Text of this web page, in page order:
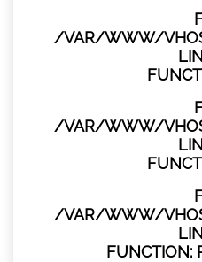
/VAR/WWW/
/VAR/WWW/
/VAR/WWW/
FUNCTION: